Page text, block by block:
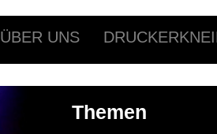
ÜBER UNS
Themen